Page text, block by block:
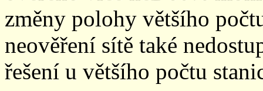
změny polohy většího
neověření sítě také
řešení u většího počtu